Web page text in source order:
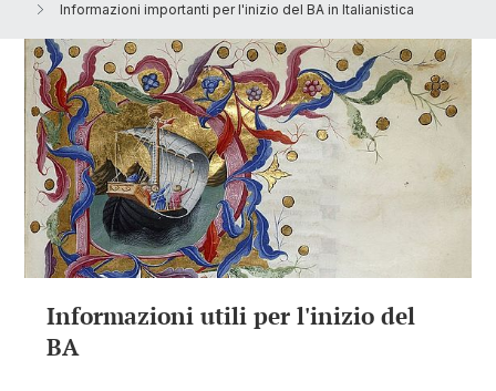
Informazioni importanti per l'inizio del BA in Italianistica
Informazioni utili per l'inizio del
BA